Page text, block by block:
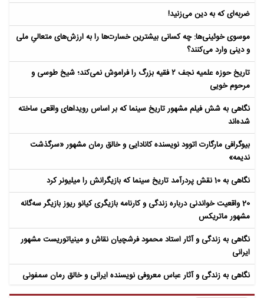
ضربه‌ای که به دین می‌زنید!
موسوی خوئینی‌ها: چه کسانی بیشترین خسارت‌ها را به ارزش‌های متعالیِ ملی
و دینی وارد می‌کنند؟
تاریخ حوزه علمیه نجف ۲ فقیه بزرگ را فراموش نمی‌کند؛ شیخ طوسی و
مرحوم خویی
نگاهی به شش فیلم مشهور تاریخ سینما که بر اساس رویداهای واقعی ساخته
شده‌اند
بیوگرافی مارگارت اتوود نویسنده کانادایی و خالق رمان مشهور «سرگذشت
ندیمه»
نگاهی به 10 نقش پردرآمد تاریخ سینما که بازیگرانش را میلیونر کرد
20 واقعیت خواندنی درباره زندگی و کارنامه بازیگری کیانو ریوز بازیگر سه‌گانه
مشهور ماتریکس
نگاهی به زندگی و آثار استاد محمود فرشچیان نقاش و مینیاتوریست مشهور
ایرانی
نگاهی به زندگی و آثار عباس معروفی نویسنده ایرانی و خالق رمان سمفونی